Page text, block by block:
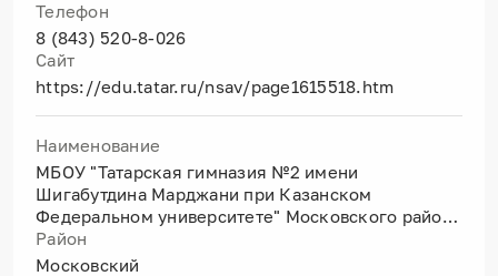
Телефон
8 (843) 520-8-026
Сайт
https://edu.tatar.ru/nsav/page1615518.htm
Наименование
МБОУ "Татарская гимназия №2 имени
Шигабутдина Марджани при Казанском
Федеральном университете" Московского района
г.Казани (дошкольное отделение)
Район
Московский